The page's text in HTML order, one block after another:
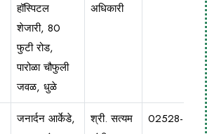
हॉस्पिटल
शेजारी, 80
फुटी रोड,
पारोळा चौफुली
जवळ, धुळे
अधिकारी
जनार्दन आर्केडे,
श्री. सत्यम
02528-